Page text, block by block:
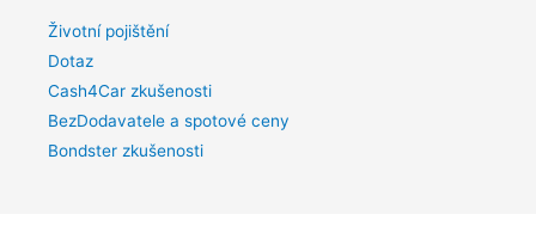
Životní pojištění
Dotaz
Cash4Car zkušenosti
BezDodavatele a spotové ceny
Bondster zkušenosti